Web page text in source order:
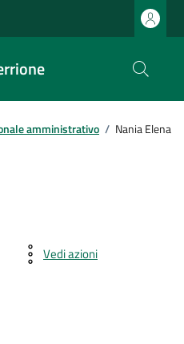
amministrativo / Nania Elena
Vedi azioni